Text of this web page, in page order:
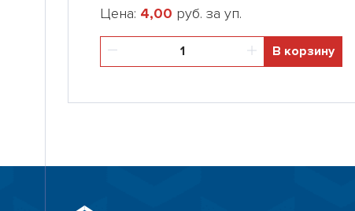
Цена: 4,00 руб. за уп.
В корзину